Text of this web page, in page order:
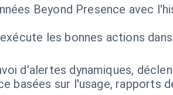
Beyond Presence avec
les bonnes actions
d'alertes dynamiques,
basées sur l'usage, rapports